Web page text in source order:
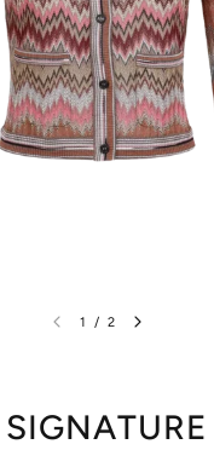
1 / 2